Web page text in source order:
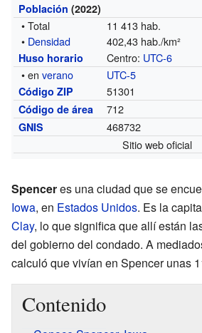
Población (2022)
• Total
11 413 hab.
• Densidad 402,43 hab./km²
Huso horario Centro: UTC-6
• enverano UTC-5
Código ZIP 51301
Código de área 712
GNIS
468732
Sitio web oficial
Spenceres una ciudad que se
Iowa, en Estados Unidos. Es la
Clay, lo que significa que allí están
del gobierno del condado. A
calculó que vivían en Spencer unas
Contenido